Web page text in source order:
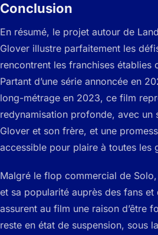
Conclusion
En résumé, le projet autour de
Glover illustre parfaitement les
rencontrent les franchises établies
Partant d’une série annoncée en
long-métrage en 2023, ce film
redynamisation profonde, avec
Glover et son frère, et une
accessible pour plaire à toutes les
Malgré le flop commercial de
et sa popularité auprès des fans
assurent au film une raison d’être
reste en état de suspension, sous